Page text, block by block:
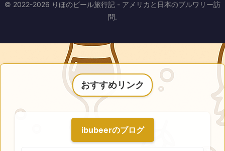
© 2022-2026 りほのビール旅行記 - アメリカと日本のブルワリー訪
問.
おすすめリンク
ibubeerのブログ